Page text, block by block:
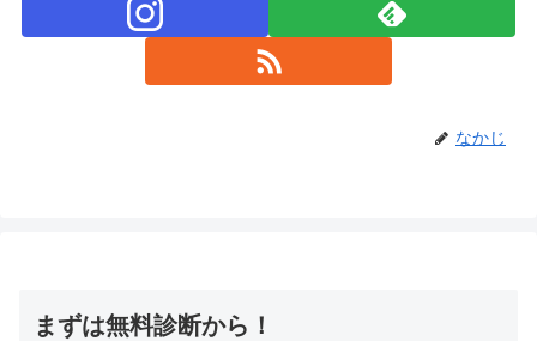
なかじ
まずは無料診断から！